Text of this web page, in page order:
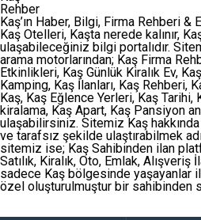
Rehber
Kaş’ın Haber, Bilgi, Firma Rehberi &
Kaş Otelleri, Kaşta nerede kalınır,
ulaşabileceğiniz bilgi portalıdır.
arama motorlarından; Kaş Firma
Etkinlikleri, Kaş Günlük Kiralık Ev,
Kamping, Kaş İlanları, Kaş Rehberi,
Kaş, Kaş Eğlence Yerleri,Kaş Tarihi,
kiralama, Kaş Apart, Kaş Pansiyon
ulaşabilirsiniz. Sitemiz Kaş
ve tarafsız şekilde ulaştırabilmek
sitemiz ise;Kaş Sahibinden ilan
Satılık, Kiralık, Oto, Emlak, Alışveriş
sadece Kaş bölgesinde yaşayanlar
özel oluşturulmuştur bir sahibinden